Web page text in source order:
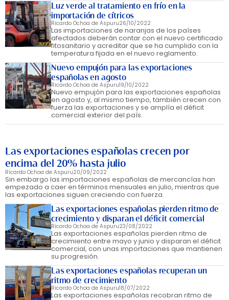
Luz verde al tratamiento en frío en la
importación de cítricos
Ricardo Ochoa de Aspuru26/10/2022
Las importaciones de naranjas de los países
afectados deberán contar con el nuevo certificado
fitosanitario y acreditar que se ha cumplido con la
temperatura fijada en el nuevo reglamento.
Nuevo empujón para las exportaciones
españolas en agosto
Ricardo Ochoa de Aspuru19/10/2022
Nuevo empujón para las exportaciones españolas
en agosto y, al mismo tiempo, también crecen con
fuerza las exportaciones y se amplía el déficit
comercial exterior del país.
Las exportaciones españolas crecen por
encima del 20% hasta julio
Ricardo Ochoa de Aspuru20/09/2022
Sin embargo las importaciones españolas de mercancías han
empezado a caer en términos mensuales en julio, mientras que
las exportaciones siguen creciendo con fuerza.
Las exportaciones españolas pierden ritmo de
crecimiento y disparan el déficit comercial
Ricardo Ochoa de Aspuru23/08/2022
Las exportaciones españolas pierden ritmo de
crecimiento entre mayo y junio y disparan el déficit
comercial, con unas importaciones que mantienen
su progresión.
Las exportaciones españolas recuperan un
ritmo de crecimiento
Ricardo Ochoa de Aspuru18/07/2022
Las exportaciones españolas recobran ritmo de